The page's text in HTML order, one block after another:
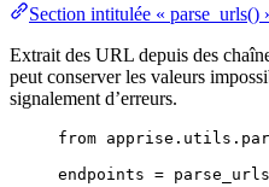
Section intitulée « parse_urls()
Extrait des URL depuis des
peut conserver les valeurs
signalement d’erreurs.
from
endpoints = parse_urls